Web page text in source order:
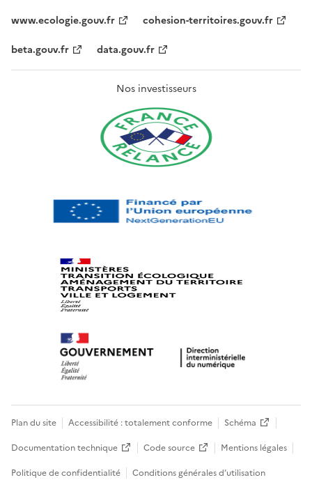
www.ecologie.gouv.fr
cohesion-territoires.gouv.fr
beta.gouv.fr
data.gouv.fr
Nos investisseurs
Plan du site Accessibilité : totalement conforme
Schéma
Documentation technique
Code source
Mentions légales
Politique de confidentialité
Conditions générales d’utilisation